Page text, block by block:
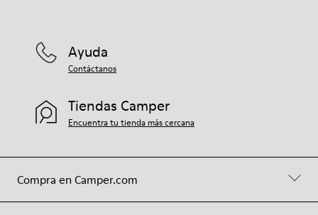
Compra en Camper.com
Ayuda
Contáctanos
Tiendas Camper
Encuentra tu tienda más cercana